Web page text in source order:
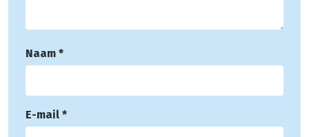
Naam *
E-mail *